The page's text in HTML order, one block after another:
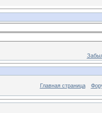
Главная страница